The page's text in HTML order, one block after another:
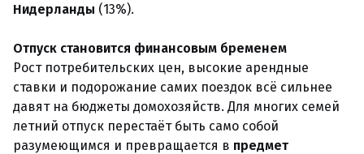
Нидерланды (13%).
Отпуск становится финансовым бременем
Рост потребительских цен, высокие арендные
ставки и подорожание самих поездок всё сильнее
давят на бюджеты домохозяйств. Для многих семей
летний отпуск перестаёт быть само собой
разумеющимся и превращается в предмет